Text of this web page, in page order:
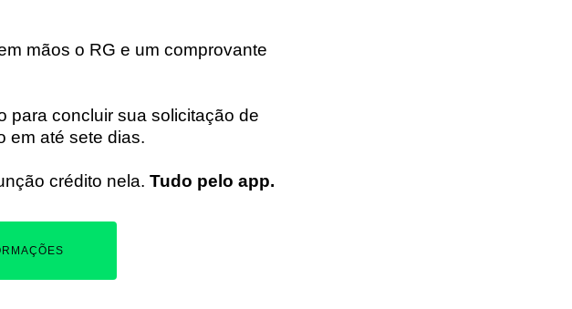
mãos o RG e um comprovante
para concluir sua solicitação de
em até sete dias.
crédito nela. Tudo pelo app.